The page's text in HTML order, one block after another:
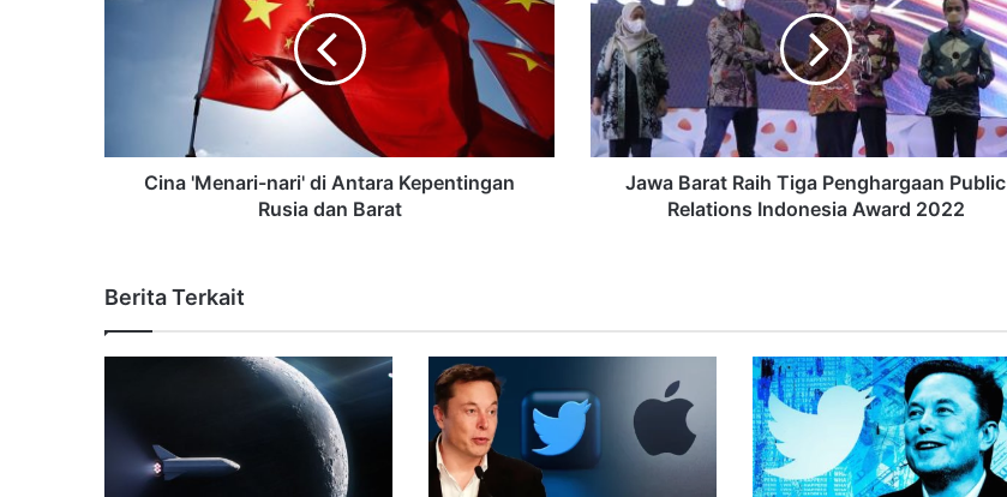
Cina 'Menari-nari' di Antara Kepentingan
Rusia dan Barat
Jawa Barat Raih Tiga Penghargaan Public
Relations Indonesia Award 2022
Berita Terkait